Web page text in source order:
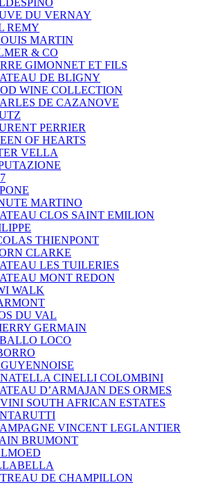
DU VERNAY
REMY
MARTIN
& CO
GIMONNET ET FILS
DE BLIGNY
WINE COLLECTION
DE CAZANOVE
PERRIER
OF HEARTS
VELLA
MARTINO
CLOS SAINT EMILION
THIENPONT
CLARKE
LES TUILERIES
MONT REDON
WALK
DU VAL
GERMAIN
LOCO
CINELLI COLOMBINI
D’ARMAJAN DES ORMES
SOUTH AFRICAN ESTATES
VINCENT LEGLANTIER
BRUMONT
DE CHAMPILLON